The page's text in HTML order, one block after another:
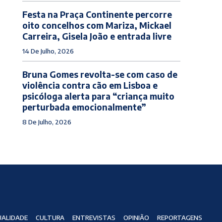
Festa na Praça Continente percorre
oito concelhos com Mariza, Mickael
Carreira, Gisela João e entrada livre
14 De Julho, 2026
Bruna Gomes revolta-se com caso de
violência contra cão em Lisboa e
psicóloga alerta para “criança muito
perturbada emocionalmente”
8 De Julho, 2026
CULTURA ENTREVISTAS OPINIÃO REPORTAGENS